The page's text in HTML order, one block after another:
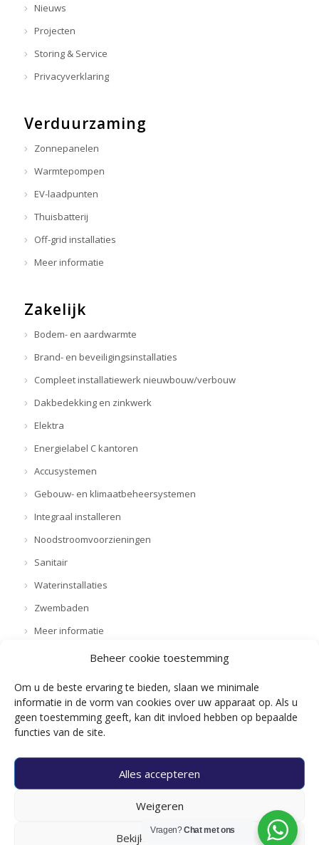
Beheer cookie toestemming
Om u de beste ervaring te bieden, slaan we minimale
informatie in de vorm van cookies over uw apparaat op. Als u
geen toestemming geeft, kan dit invloed hebben op bepaalde
functies van de site.
Alles accepteren
Weigeren
Bekijk voorkeuren
Nieuws
Projecten
Storing & Service
Privacyverklaring
Verduurzaming
Zonnepanelen
Warmtepompen
EV-laadpunten
Thuisbatterij
Off-grid installaties
Meer informatie
Zakelijk
Bodem- en aardwarmte
Brand- en beveiligingsinstallaties
Compleet installatiewerk nieuwbouw/verbouw
Dakbedekking en zinkwerk
Elektra
Energielabel C kantoren
Accusystemen
Gebouw- en klimaatbeheersystemen
Integraal installeren
Noodstroomvoorzieningen
Sanitair
Waterinstallaties
Zwembaden
Meer informatie
Projectleider Elektrotechniek en/of WTB
Chef-monteur WTB
Monteur Elektrotechniek
Werkvoorbereider / Tekenaar Elektrotechniek
Vragen?Chat met ons